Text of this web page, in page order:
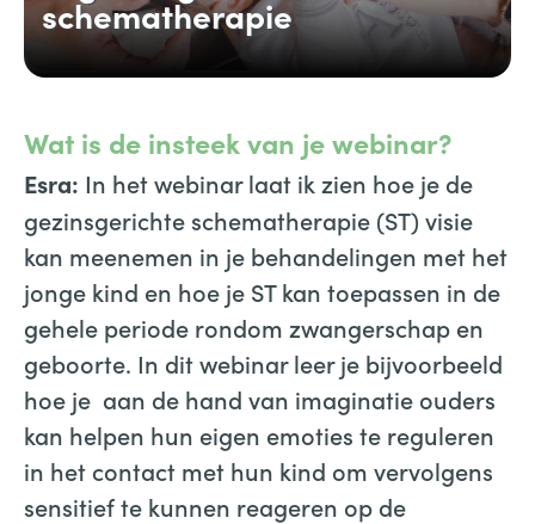
schematherapie
Wat is de insteek van je webinar?
Esra: In het webinar laat ik zien hoe je de
gezinsgerichte schematherapie (ST) visie
kan meenemen in je behandelingen met het
jonge kind en hoe je ST kan toepassen in de
gehele periode rondom zwangerschap en
geboorte. In dit webinar leer je bijvoorbeeld
hoe je aan de hand van imaginatie ouders
kan helpen hun eigen emoties te reguleren
in het contact met hun kind om vervolgens
sensitief te kunnen reageren op de